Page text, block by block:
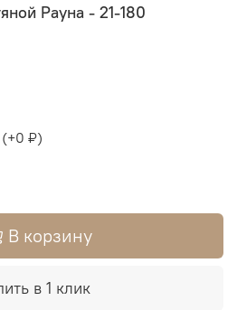
Рауна - 21-180
(+0 ₽)
В корзину
в 1 клик